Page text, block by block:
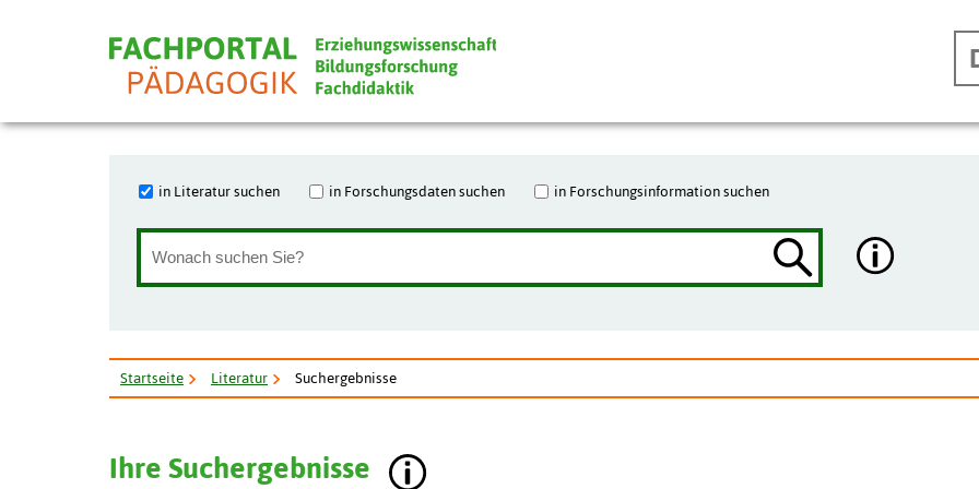
in Literatur suchen in Forschungsdaten suchen in Forschungsinformation suchen
Startseite Literatur Suchergebnisse
Ihre Suchergebnisse